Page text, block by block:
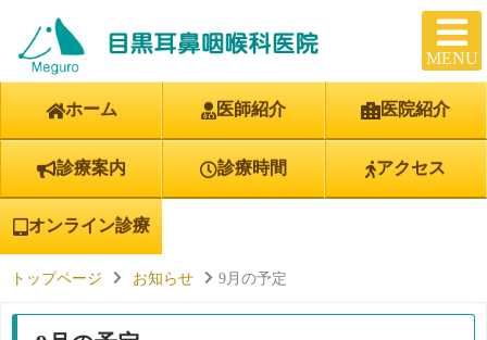
MENU
ホーム 医師紹介 医院紹介
診療案内 診療時間 アクセス
オンライン診療
トップページ お知らせ 9月の予定